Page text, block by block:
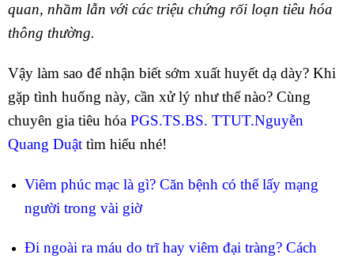
quan, nhầm lẫn với các triệu chứng rối loạn tiêu hóa
thông thường.
Vậy làm sao để nhận biết sớm xuất huyết dạ dày? Khi
gặp tình huống này, cần xử lý như thế nào? Cùng
chuyên gia tiêu hóa PGS.TS.BS. TTUT.Nguyễn
Quang Duật tìm hiểu nhé!
Viêm phúc mạc là gì? Căn bệnh có thể lấy mạng
người trong vài giờ
Đi ngoài ra máu do trĩ hay viêm đại tràng? Cách